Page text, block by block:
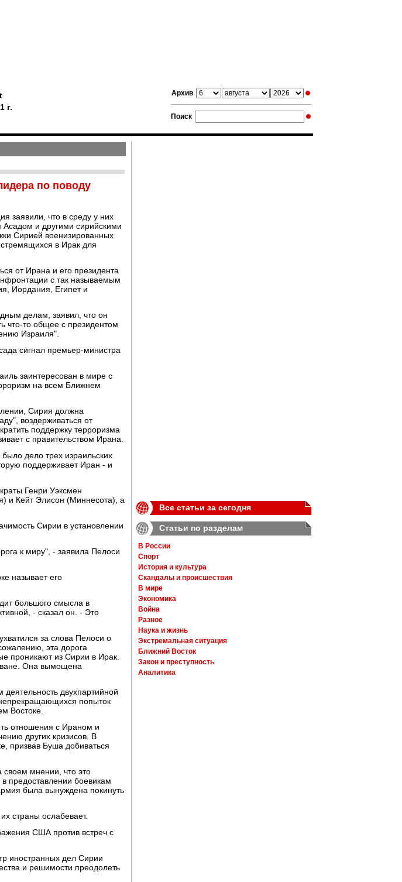
Архив
Поиск
г.
по поводу
заявили, что в среду у них
и другими сирийскими
Сирией военизированных
стремящихся в Ирак для
от Ирана и его президента
с так называемым
Иордания, Египет и
делам, заявил, что он
что-то общее с президентом
Израиля".
сигнал премьер-министра
заинтересован в мире с
на всем Ближнем
Сирия должна
воздерживаться от
поддержку терроризма
с правительством Ирана.
дело трех израильских
поддерживает Иран - и
Генри Уэксмен
и Кейт Элисон (Миннесота), а
Сирии в установлении
к миру", - заявила Пелоси
называет его
большого смысла в
- сказал он. - Это
за слова Пелоси о
эта дорога
проникают из Сирии в Ирак.
Она вымощена
двухпартийной
попыток
Востоке.
отношения с Ираном и
других кризисов. В
призвав Буша добиваться
своем мнении, что это
предоставлении боевикам
была вынуждена покинуть
страны ослабевает.
США против встреч с
иностранных дел Сирии
и решимости преодолеть
Все статьи за сегодня
Статьи по разделам
В России
Спорт
История и культура
Скандалы и происшествия
В мире
Экономика
Война
Разное
Наука и жизнь
Экстремальная ситуация
Ближний Восток
Закон и преступность
Аналитика